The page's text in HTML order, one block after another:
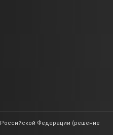
Российской Федерации (решение